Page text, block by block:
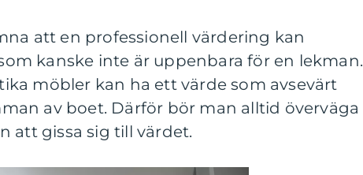
att en professionell värdering kan
kanske inte är uppenbara för en lekman.
möbler kan ha ett värde som avsevärt
av boet. Därför bör man alltid överväga
att gissa sig till värdet.